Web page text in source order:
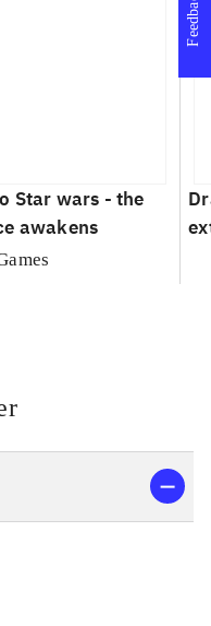
Star wars - the
awakens
Feedback